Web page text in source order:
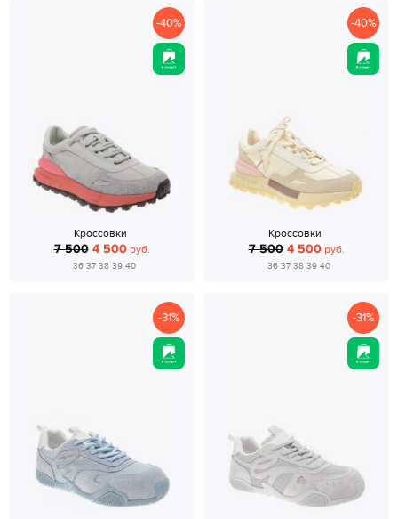
-40%
Кроссовки
7 500 4 500руб.
36 37 38 39 40
-40%
Кроссовки
7 500 4 500руб.
36 37 38 39 40
-31% -31%